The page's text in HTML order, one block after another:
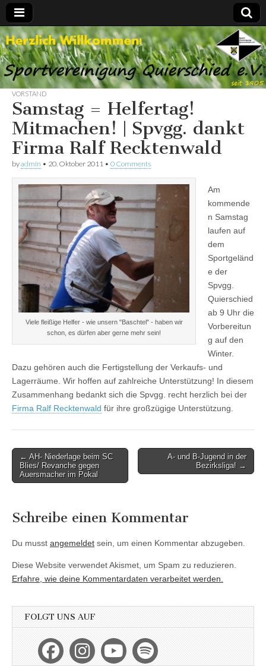
Spvgg.
Quierschied
Offizielle
Internetpräsenz
VORSTAND
Samstag = Helfertag!
Mitmachen! | Spvgg. dankt
Firma Ralf Recktenwald
byadmin • 20. Oktober 2011 • 0 Comments
Viele fleißige Helfer - wie unsern "Baschtel" - haben wir
schon, es dürfen aber gerne mehr sein!
Am
kommende
n Samstag
laufen auf
dem
Sportgeländ
e der
Spvgg.
Quierschied
ab 9 Uhr die
Vorbereitun
g auf den
Winter.
Dazu gehören auch die Fertigstellung der Verkaufs- und
Lagerräume. Wir hoffen auf zahlreiche Unterstützung! In diesem
Zusammenhang bedankt sich die Spvgg. recht herzlich bei der
Firma Ralf Recktenwald für ihre großzügige Unterstützung.
Post
navigation
← AH- Niederlage beim SC
Blies/ Revanche gegen
Auersmacher im Pokal
A- und B-Jugend in der
Bezirksliga! →
Schreibe einen Kommentar
Du musst angemeldet sein, um einen Kommentar abzugeben.
Diese Website verwendet Akismet, um Spam zu reduzieren.
Erfahre, wie deine Kommentardaten verarbeitet werden.
FOLGT UNS AUF